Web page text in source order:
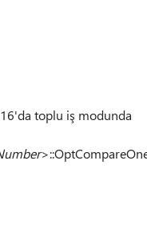
toplu iş modunda